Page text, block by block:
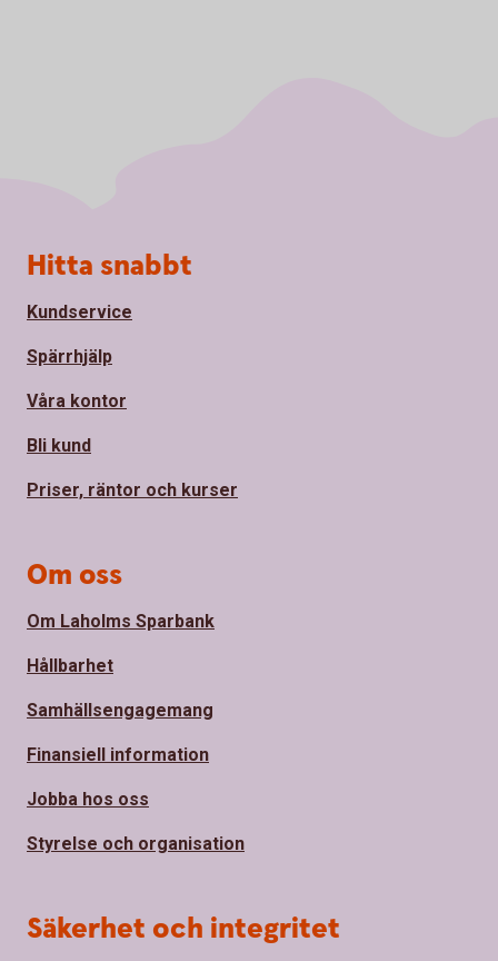
Sidfot
Hitta snabbt
Kundservice
Spärrhjälp
Våra kontor
Bli kund
Priser, räntor och kurser
Om oss
Om Laholms Sparbank
Hållbarhet
Samhällsengagemang
Finansiell information
Jobba hos oss
Styrelse och organisation
Säkerhet och integritet